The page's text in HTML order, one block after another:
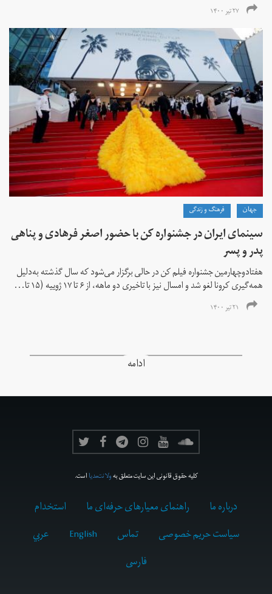
۲۷ تیر ۱۴۰۰
جهان فرهنگ و زندگی
سینمای ایران در جشنواره کن با حضور اصغر فرهادی و پناهی
پدر و پسر
هفتادوچهارمین جشنواره فیلم کن در حالی برگزار می‌شود که سال گذشته به‌دلیل
همه‌گیری کرونا لغو شد و امسال نیز با تاخیری دو ماهه، از ۶ تا ۱۷ ژوییه (۱۵ تا...
۲۱ تیر ۱۴۰۰
ادامه
کلیه حقوق قانونی این سایت متعلق بهولانت‌مدیااست.
درباره ما راهنمای معیارهای حرفه‌ای ما
استخدام
سیاست حریم خصوصی
تماس English
عربي
فارسى